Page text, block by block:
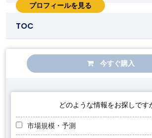
プロフィールを見る
TOC
今すぐ購入
どのような情報をお探しです
市場規模・予測